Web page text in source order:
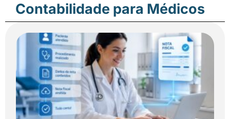
Contabilidade para Médicos